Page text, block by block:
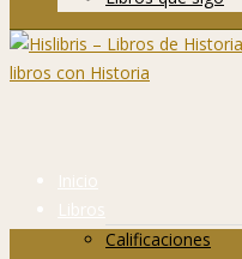
Inicio
Libros
Calificaciones